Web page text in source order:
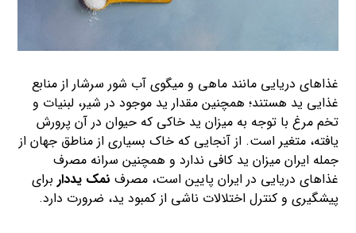
غذاهای دریایی مانند ماهی و میگوی آب شور سرشار از منابع
غذایی ید هستند؛ همچنین مقدار ید موجود در شیر، لبنیات و
تخم مرغ با توجه به میزان ید خاکی که حیوان در آن پرورش
یافته، متغیر است. از آنجایی که خاک بسیاری از مناطق جهان از
جمله ایران میزان ید کافی ندارد و همچنین سرانه مصرف
غذاهای دریایی در ایران پایین است، مصرف نمک یددار برای
پیشگیری و کنترل اختلالات ناشی از کمبود ید، ضرورت دارد.